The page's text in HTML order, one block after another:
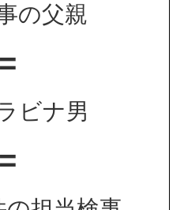
の父親
=
ビナ男
=